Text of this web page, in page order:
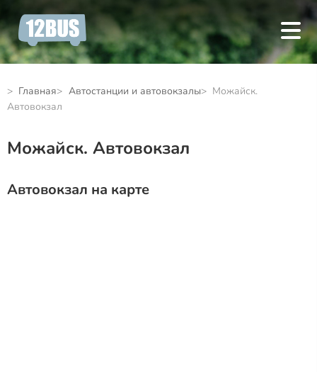
Главная Автостанции и автовокзалы
Можайск.
Автовокзал
Можайск. Автовокзал
Автовокзал на карте